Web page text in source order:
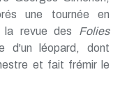
une tournée en
la revue des Folies
d'un léopard, dont
et fait frémir le